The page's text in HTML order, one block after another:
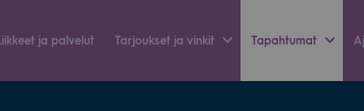
ja pal­ve­lut Tar­jouk­set ja vin­kit Tapah­tu­mat